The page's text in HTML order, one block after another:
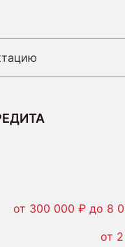
от 300 000 ₽ до 8
от